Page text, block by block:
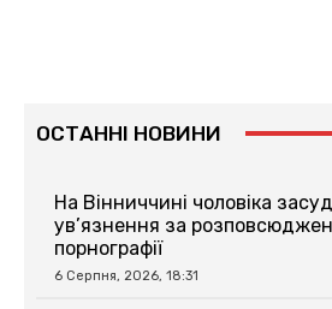
ОСТАННІ НОВИНИ
На Вінниччині чоловіка
ув’язнення за
порнографії
6 Серпня, 2026, 18:31